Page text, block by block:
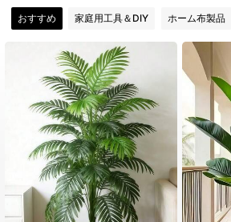
4.85 61K フォロワー
4.85 61K フォロワー
4.85 61K フォロワー
おすすめ 家庭用工具＆DIY ホーム布製品